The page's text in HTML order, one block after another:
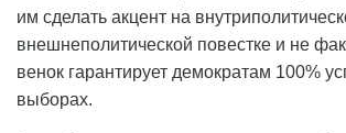
им сделать акцент на
внешнеполитической повестке и не
венок гарантирует демократам 100%
выборах.